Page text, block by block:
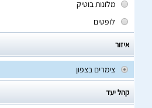
מלונות בוטיק
לופטים
איזור
צימרים בצפון
קהל יעד